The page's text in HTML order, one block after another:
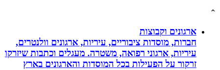
ארגונים וקבוצות
חברות, מוסדות ציבוריים, עיריות, ארגונים וולנטרים,
עיריות, ארגוני רפואה, משטרה. מעגלים וכתבות שיזרקו
זרקור על הפעילות בכל המוסדות והארגונים בארץ